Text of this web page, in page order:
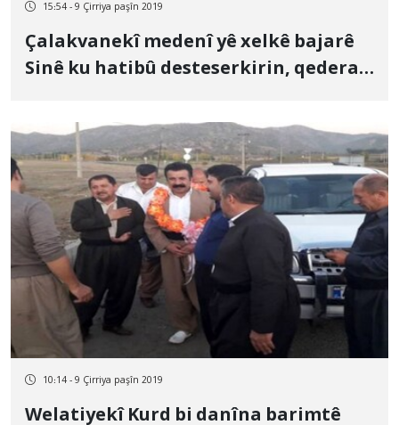
15:54 - 9 Çirriya paşîn 2019
Çalakvanekî medenî yê xelkê bajarê
Sinê ku hatibû desteserkirin, qedera
10:14 - 9 Çirriya paşîn 2019
Welatiyekî Kurd bi danîna barimtê